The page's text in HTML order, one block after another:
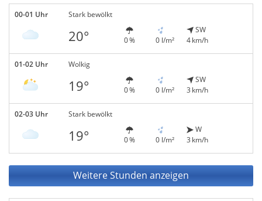
00-01 Uhr Stark bewölkt
20° 0 % 0 l/m²
SW
4 km/h
01-02 Uhr Wolkig
19° 0 % 0 l/m²
SW
3 km/h
02-03 Uhr Stark bewölkt
19° 0 % 0 l/m²
W
3 km/h
Weitere Stunden anzeigen